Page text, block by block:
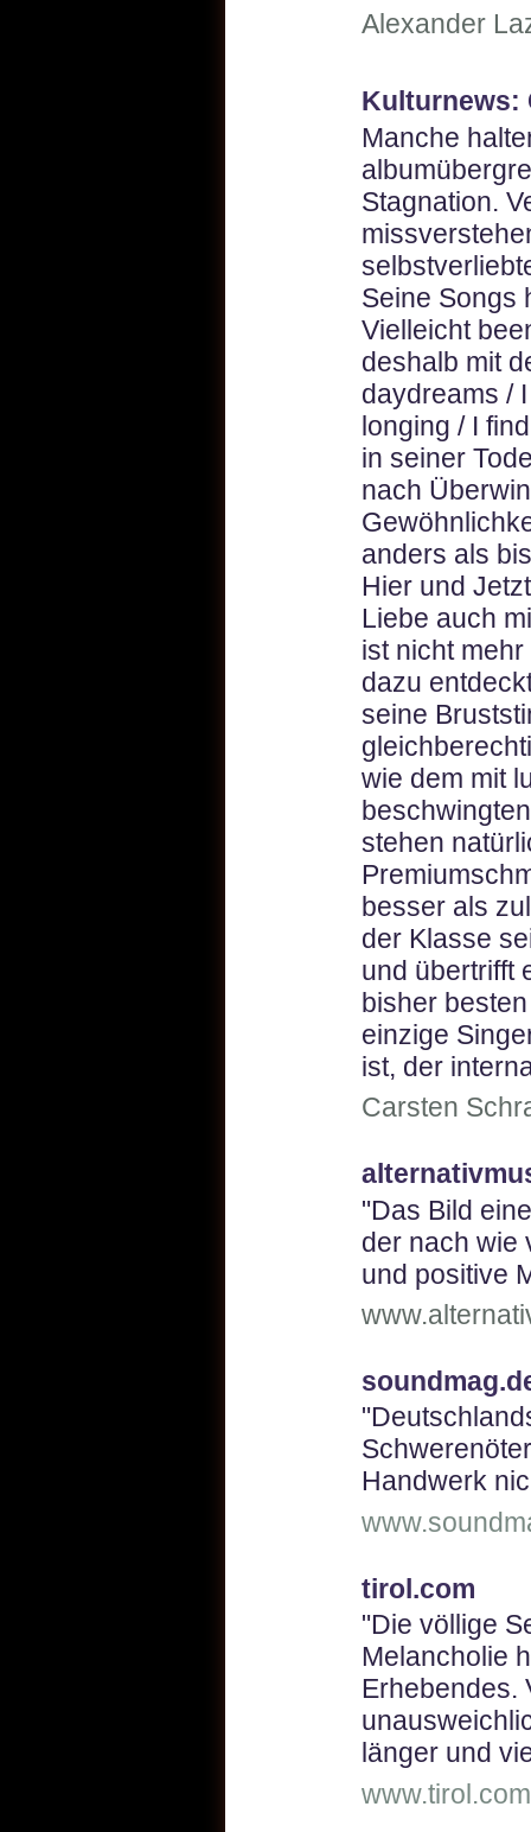
Alexander
Kulturnews:
Manche
Stagnation.
Seine Songs
Vielleicht
deshalb mit
daydreams /
longing / I
in seiner
nach
anders als
Hier und
Liebe auch
ist nicht
dazu
seine
wie dem mit
stehen
besser als
der Klasse
und übertrifft
bisher
einzige
ist, der
Carsten
"Das Bild
der nach wie
und positive
Handwerk
tirol.com
"Die völlige
Melancholie
Erhebendes.
länger und
www.tirol.com